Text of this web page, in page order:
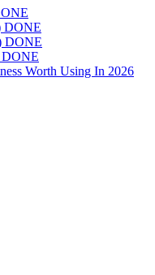
DONE
DONE
DONE
Worth Using In 2026